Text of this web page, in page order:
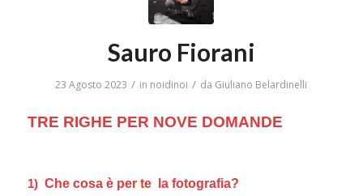
Sauro Fiorani
23 Agosto 2023 / in noidinoi / da Giuliano Belardinelli
TRE RIGHE PER NOVE DOMANDE
1) Che cosa è per te la fotografia?